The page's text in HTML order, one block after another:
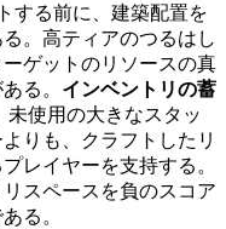
する前に、建築配置を
。高ティアのつるはし
ゲットのリソースの真
る。 インベントリの蓄
未使用の大きなスタッ
りも、クラフトしたリ
レイヤーを支持する。
スペースを負のスコア
る。